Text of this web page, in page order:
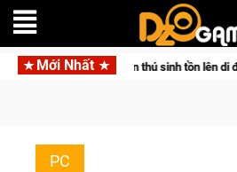
Mới Nhất
bom tấn săn thú sinh tồn lên di động với
PC